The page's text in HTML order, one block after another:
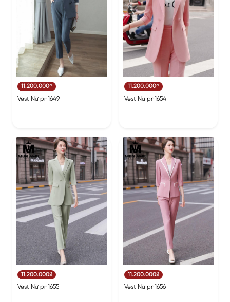
11.200.000₫
Vest Nữ pn1649
11.200.000₫
Vest Nữ pn1654
11.200.000₫
Vest Nữ pn1655
11.200.000₫
Vest Nữ pn1656